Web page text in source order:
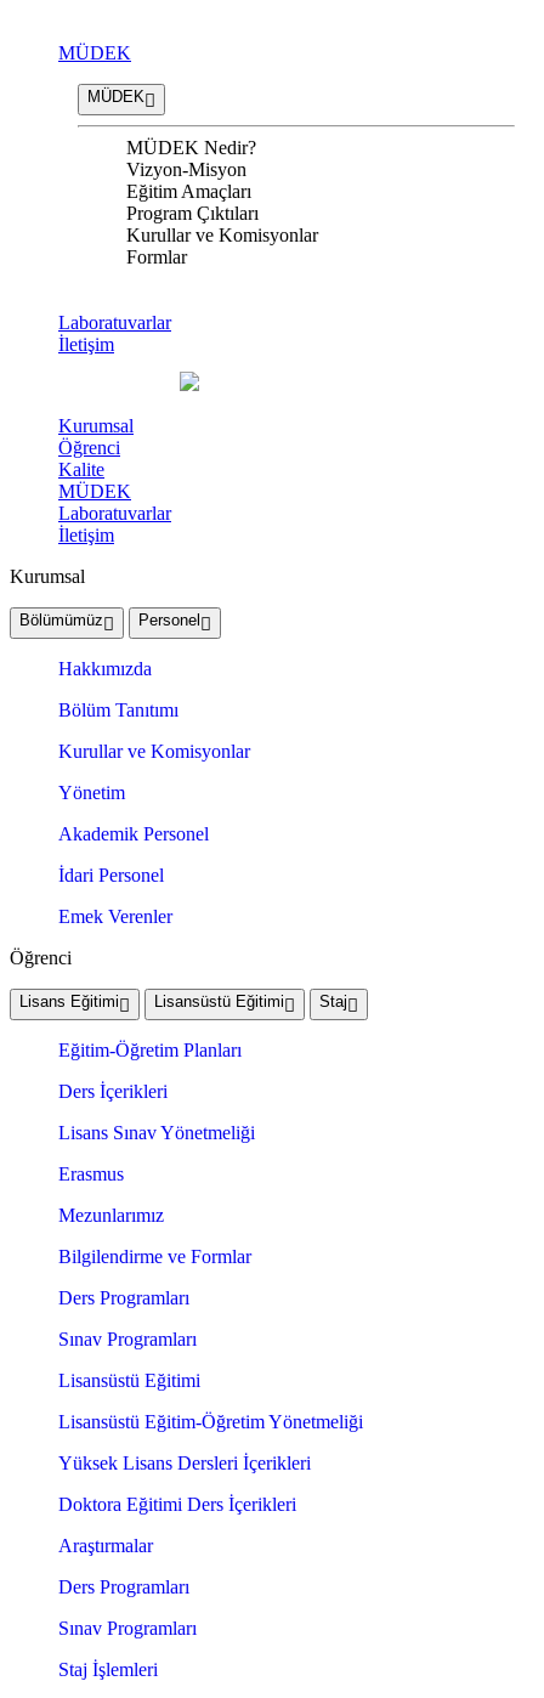
MÜDEK
MÜDEK
MÜDEK Nedir?
Vizyon-Misyon
Eğitim Amaçları
Program Çıktıları
Kurullar ve Komisyonlar
Formlar
Laboratuvarlar
İletişim
Kurumsal
Öğrenci
Kalite
MÜDEK
Laboratuvarlar
İletişim
Kurumsal
Bölümümüz Personel
Hakkımızda
Bölüm Tanıtımı
Kurullar ve Komisyonlar
Yönetim
Akademik Personel
İdari Personel
Emek Verenler
Öğrenci
Lisans Eğitimi Lisansüstü Eğitimi Staj
Eğitim-Öğretim Planları
Ders İçerikleri
Lisans Sınav Yönetmeliği
Erasmus
Mezunlarımız
Bilgilendirme ve Formlar
Ders Programları
Sınav Programları
Lisansüstü Eğitimi
Lisansüstü Eğitim-Öğretim Yönetmeliği
Yüksek Lisans Dersleri İçerikleri
Doktora Eğitimi Ders İçerikleri
Araştırmalar
Ders Programları
Sınav Programları
Staj İşlemleri